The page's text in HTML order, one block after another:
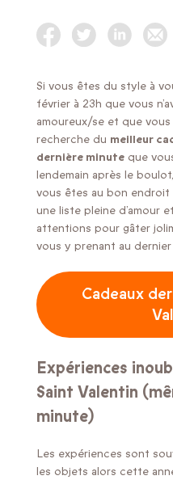
Si vous êtes du style à
février à 23h que vous
amoureux/se et que
recherche du meilleur
dernière minute que
lendemain après le
vous êtes au bon
une liste pleine d’amour
attentions pour gâter
vous y prenant au dernier
Cadeaux
Expériences
Saint Valentin
minute)
Les expériences sont
les objets alors cette